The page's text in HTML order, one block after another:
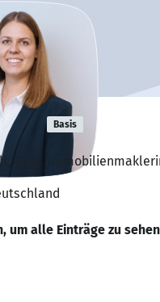
Basis
Gepr.
um alle Einträge zu